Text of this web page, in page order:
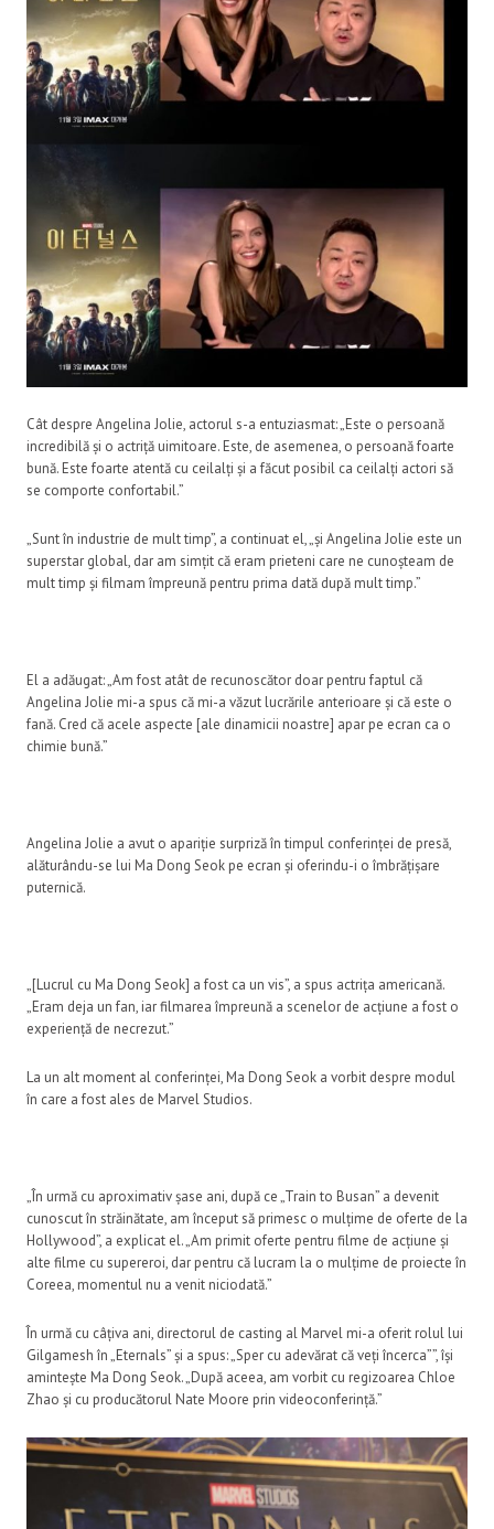
Cât despre Angelina Jolie, actorul s-a entuziasmat: „Este o persoană
incredibilă și o actriță uimitoare. Este, de asemenea, o persoană foarte
bună. Este foarte atentă cu ceilalți și a făcut posibil ca ceilalți actori să
se comporte confortabil.”
„Sunt în industrie de mult timp”, a continuat el, „și Angelina Jolie este un
superstar global, dar am simțit că eram prieteni care ne cunoșteam de
mult timp și filmam împreună pentru prima dată după mult timp.”
El a adăugat: „Am fost atât de recunoscător doar pentru faptul că
Angelina Jolie mi-a spus că mi-a văzut lucrările anterioare și că este o
fană. Cred că acele aspecte [ale dinamicii noastre] apar pe ecran ca o
chimie bună.”
Angelina Jolie a avut o apariție surpriză în timpul conferinței de presă,
alăturându-se lui Ma Dong Seok pe ecran și oferindu-i o îmbrățișare
puternică.
„[Lucrul cu Ma Dong Seok] a fost ca un vis”, a spus actrița americană.
„Eram deja un fan, iar filmarea împreună a scenelor de acțiune a fost o
experiență de necrezut.”
La un alt moment al conferinței, Ma Dong Seok a vorbit despre modul
în care a fost ales de Marvel Studios.
„În urmă cu aproximativ șase ani, după ce „Train to Busan” a devenit
cunoscut în străinătate, am început să primesc o mulțime de oferte de la
Hollywood”, a explicat el. „Am primit oferte pentru filme de acțiune și
alte filme cu supereroi, dar pentru că lucram la o mulțime de proiecte în
Coreea, momentul nu a venit niciodată.”
În urmă cu câțiva ani, directorul de casting al Marvel mi-a oferit rolul lui
Gilgamesh în „Eternals” și a spus: „Sper cu adevărat că veți încerca””, își
amintește Ma Dong Seok. „După aceea, am vorbit cu regizoarea Chloe
Zhao și cu producătorul Nate Moore prin videoconferință.”